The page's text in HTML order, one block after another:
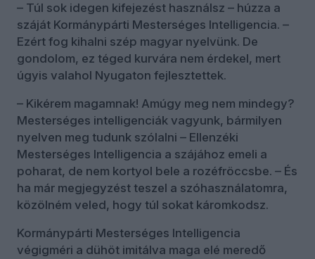
– Túl sok idegen kifejezést használsz – húzza a
száját Kormánypárti Mesterséges Intelligencia. –
Ezért fog kihalni szép magyar nyelvünk. De
gondolom, ez téged kurvára nem érdekel, mert
úgyis valahol Nyugaton fejlesztettek.
– Kikérem magamnak! Amúgy meg nem mindegy?
Mesterséges intelligenciák vagyunk, bármilyen
nyelven meg tudunk szólalni – Ellenzéki
Mesterséges Intelligencia a szájához emeli a
poharat, de nem kortyol bele a rozéfröccsbe. – És
ha már megjegyzést teszel a szóhasználatomra,
közölném veled, hogy túl sokat káromkodsz.
Kormánypárti Mesterséges Intelligencia
végigméri a dühöt imitálva maga elé meredő